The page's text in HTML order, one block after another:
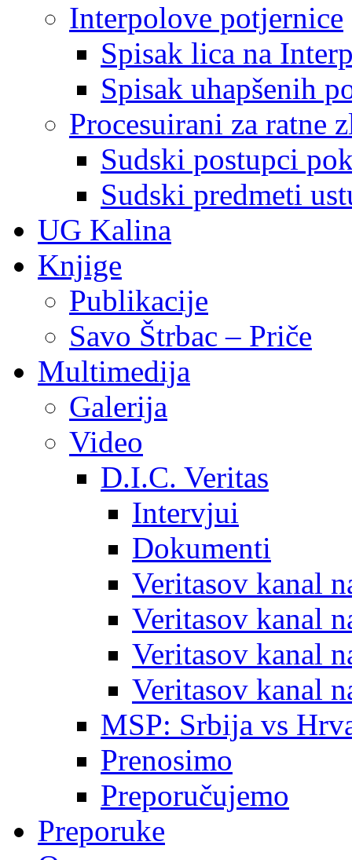
Interpolove potjernice
Spisak lica na
Spisak uhapšenih
Procesuirani za ratne
Sudski postupci
Sudski predmeti
UG Kalina
Knjige
Publikacije
Savo Štrbac – Priče
Multimedija
Galerija
Video
D.I.C. Veritas
Intervjui
Dokumenti
Veritasov kanal
Veritasov kanal
Veritasov kanal
Veritasov kanal
MSP: Srbija vs
Prenosimo
Preporučujemo
Preporuke